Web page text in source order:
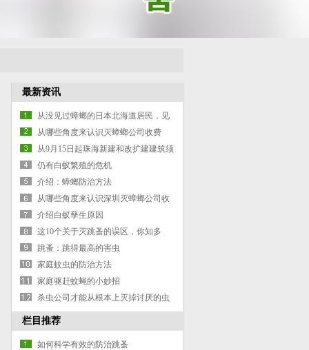
最新资讯
从没见过蟑螂的日本北海道居民，见
到蟑螂时的反应太震撼！
从哪些角度来认识灭蟑螂公司收费
从9月15日起珠海新建和改扩建建筑须
进行白蚁预防处理
仍有白蚁繁殖的危机
介绍：蟑螂防治方法
从哪些角度来认识深圳灭蟑螂公司收
费
介绍白蚁孳生原因
这10个关于灭跳蚤的误区，你知多
少？
跳蚤：跳得最高的害虫
家庭蚊虫的防治方法
家庭驱赶蚊蝇的小妙招
杀虫公司才能从根本上灭掉讨厌的虫
子
栏目推荐
如何科学有效的防治跳蚤